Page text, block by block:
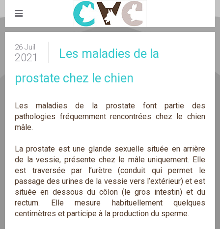
26 Juil
2021
Les maladies de la
prostate chez le chien
Les maladies de la prostate font partie des
pathologies fréquemment rencontrées chez le chien
mâle.
La prostate est une glande sexuelle située en arrière
de la vessie, présente chez le mâle uniquement. Elle
est traversée par l’urètre (conduit qui permet le
passage des urines de la vessie vers l’extérieur) et est
située en dessous du côlon (le gros intestin) et du
rectum. Elle mesure habituellement quelques
centimètres et participe à la production du sperme.